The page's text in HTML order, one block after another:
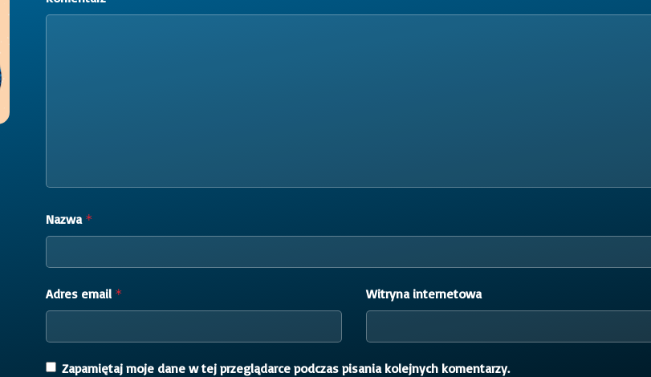
Nazwa *
Adres email * Witryna internetowa
Zapamiętaj moje dane w tej przeglądarce podczas pisania kolejnych komentarzy.